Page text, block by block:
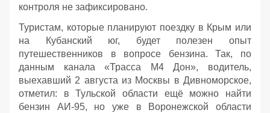
контроля не зафиксировано.
Туристам, которые планируют поездку в Крым или
на Кубанский юг, будет полезен опыт
путешественников в вопросе бензина. Так, по
данным канала «Трасса М4 Дон», водитель,
выехавший 2 августа из Москвы в Дивноморское,
отметил: в Тульской области ещё можно найти
бензин АИ‑95, но уже в Воронежской области